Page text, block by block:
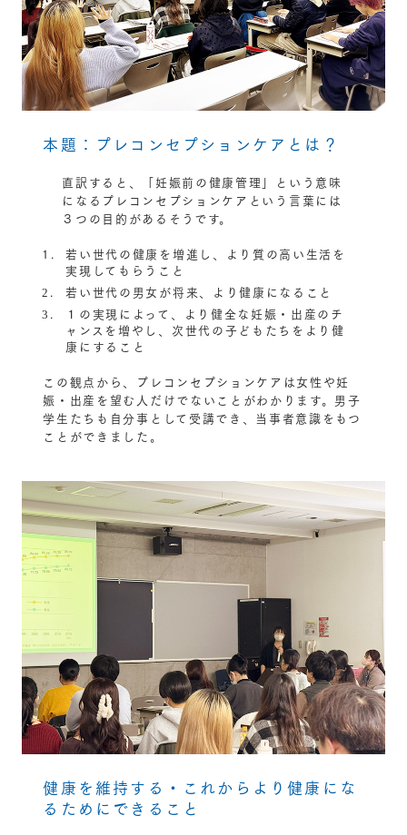
本題：プレコンセプションケアとは？
直訳すると、「妊娠前の健康管理」という意味
になるプレコンセプションケアという言葉には
３つの目的があるそうです。
若い世代の健康を増進し、より質の高い生活を
実現してもらうこと
若い世代の男女が将来、より健康になること
１の実現によって、より健全な妊娠・出産のチ
ャンスを増やし、次世代の子どもたちをより健
康にすること
この観点から、プレコンセプションケアは女性や妊
娠・出産を望む人だけでないことがわかります。男子
学生たちも自分事として受講でき、当事者意識をもつ
ことができました。
健康を維持する・これからより健康にな
るためにできること